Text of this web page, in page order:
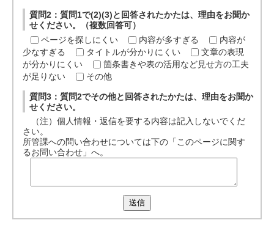
質問2：質問1で(2)(3)と回答されたかたは、理由をお聞か
せください。（複数回答可）
ページを探しにくい
内容が多すぎる
内容が
少なすぎる
タイトルが分かりにくい
文章の表現
が分かりにくい
箇条書きや表の活用など見せ方の工夫
が足りない
その他
質問3：質問2でその他と回答されたかたは、理由をお聞か
せください。
（注）個人情報・返信を要する内容は記入しないでくだ
さい。
所管課への問い合わせについては下の「このページに関す
るお問い合わせ」へ。
送信